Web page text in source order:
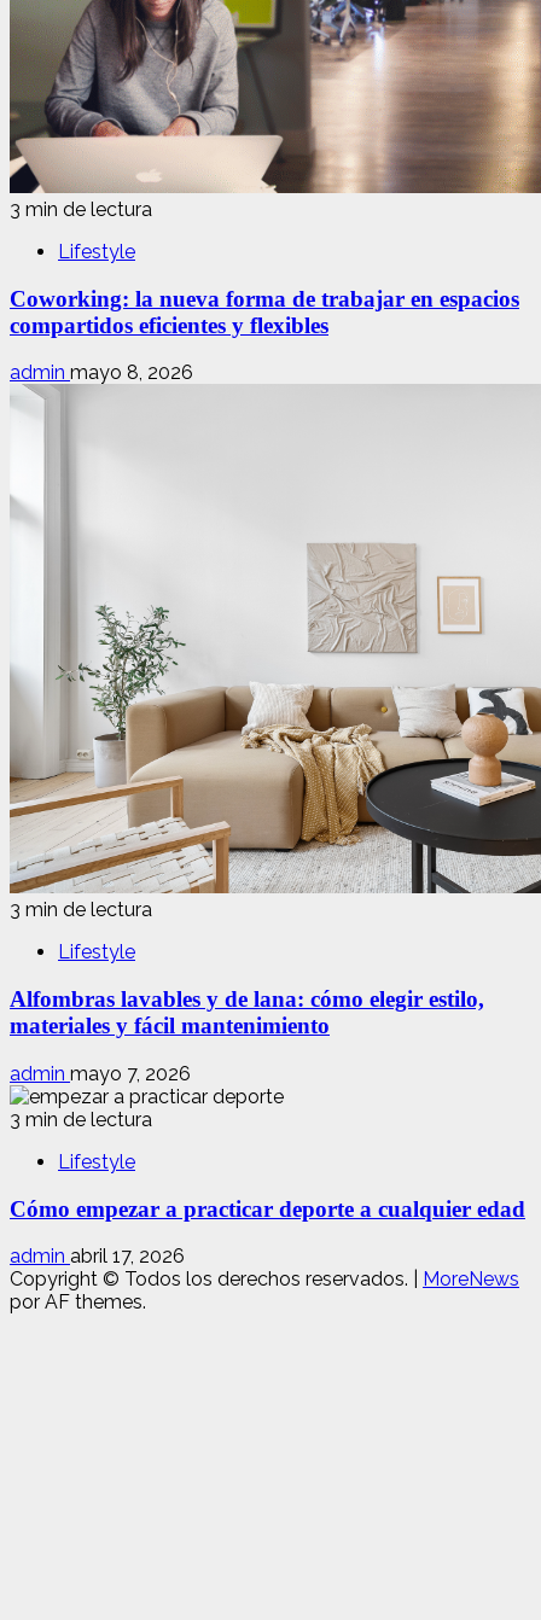
3 min de lectura
Lifestyle
Coworking: la nueva forma de trabajar en espacios
compartidos eficientes y flexibles
admin mayo 8, 2026
3 min de lectura
Lifestyle
Alfombras lavables y de lana: cómo elegir estilo,
materiales y fácil mantenimiento
admin mayo 7, 2026
3 min de lectura
Lifestyle
Cómo empezar a practicar deporte a cualquier edad
admin abril 17, 2026
Copyright © Todos los derechos reservados.
MoreNews
por AF themes.